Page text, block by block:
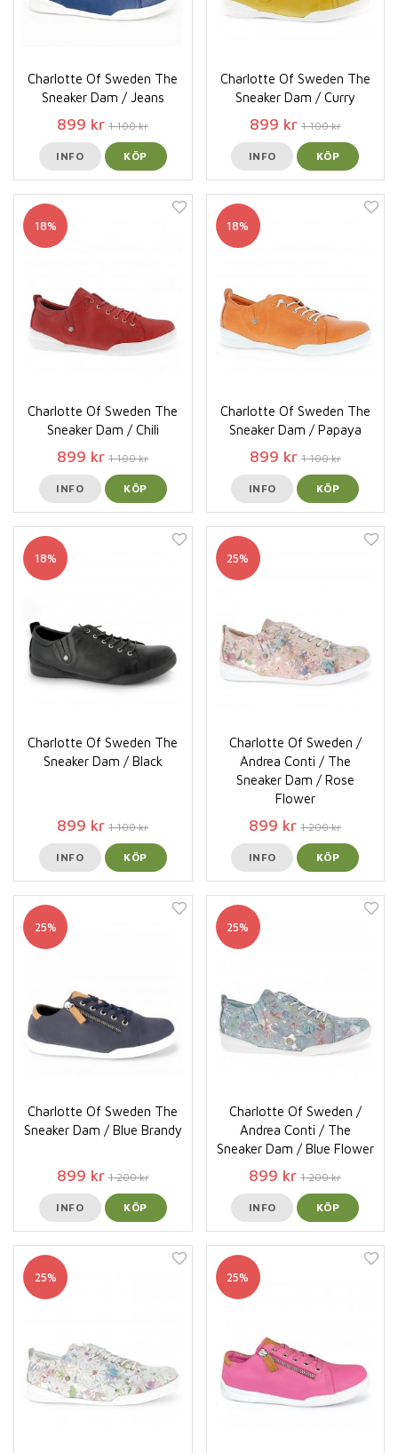
Charlotte Of Sweden The
Sneaker Dam / Jeans
899 kr 1 100 kr
INFO KÖP
Charlotte Of Sweden The
Sneaker Dam / Curry
899 kr 1 100 kr
INFO KÖP
18%
Charlotte Of Sweden The
Sneaker Dam / Chili
899 kr 1 100 kr
INFO KÖP
18%
Charlotte Of Sweden The
Sneaker Dam / Papaya
899 kr 1 100 kr
INFO KÖP
18%
Charlotte Of Sweden The
Sneaker Dam / Black
899 kr 1 100 kr
INFO KÖP
25%
Charlotte Of Sweden /
Andrea Conti / The
Sneaker Dam / Rose
Flower
899 kr 1 200 kr
INFO KÖP
25%
Charlotte Of Sweden The
Sneaker Dam / Blue Brandy
899 kr 1 200 kr
INFO KÖP
25%
Charlotte Of Sweden /
Andrea Conti / The
Sneaker Dam / Blue Flower
899 kr 1 200 kr
INFO KÖP
25% 25%